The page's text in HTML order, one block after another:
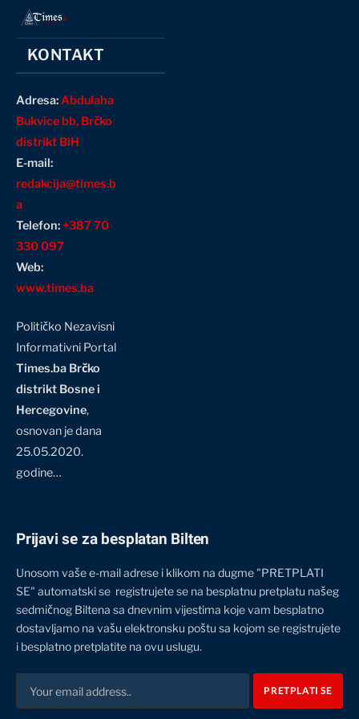
KONTAKT
Adresa:Abdulaha
Bukvice bb, Brčko
distrikt BiH
E-mail:
redakcija@times.b
a
Telefon:+387 70
330 097
Web:
www.times.ba
Političko Nezavisni
Informativni Portal
Times.ba Brčko
distrikt Bosne i
Hercegovine,
osnovan je dana
25.05.2020.
godine…
Prijavi se za besplatan Bilten
Unosom vaše e-mail adrese i klikom na dugme "PRETPLATI
SE" automatski se registrujete se na besplatnu pretplatu našeg
sedmičnog Biltena sa dnevnim vijestima koje vam besplatno
dostavljamo na vašu elektronsku poštu sa kojom se registrujete
i besplatno pretplatite na ovu uslugu.